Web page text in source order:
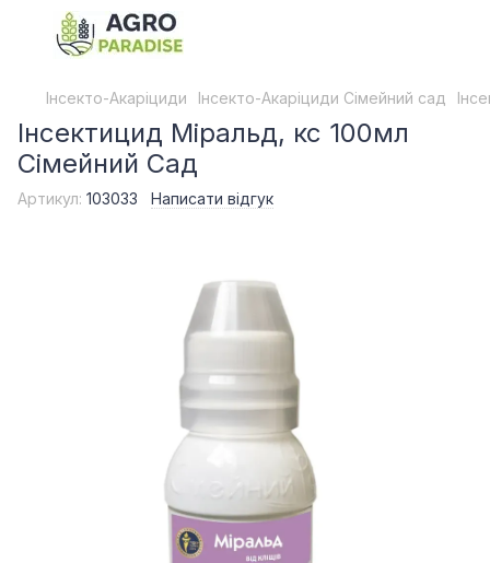
Інсекто-Акаріциди Інсекто-Акаріциди Сімейний сад
Інсектицид Міральд, кс 100мл
Сімейний Сад
Артикул: 103033 Написати відгук